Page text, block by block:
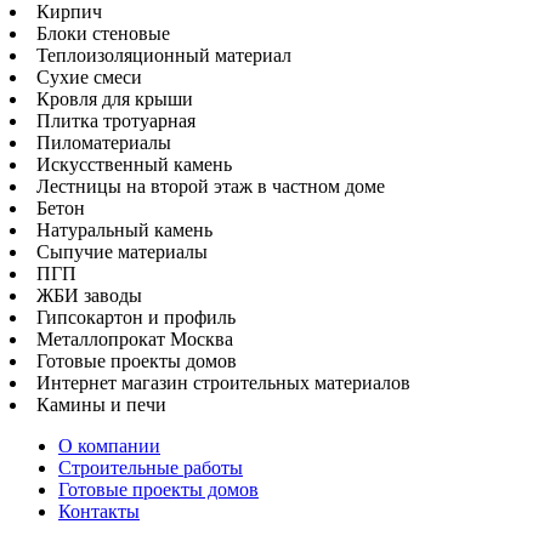
Кирпич
Блоки стеновые
Теплоизоляционный материал
Сухие смеси
Кровля для крыши
Плитка тротуарная
Пиломатериалы
Искусственный камень
Лестницы на второй этаж в частном доме
Бетон
Натуральный камень
Сыпучие материалы
ПГП
ЖБИ заводы
Гипсокартон и профиль
Металлопрокат Москва
Готовые проекты домов
Интернет магазин строительных материалов
Камины и печи
О компании
Строительные работы
Готовые проекты домов
Контакты